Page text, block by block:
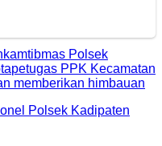
Polsek
petugas PPK Kecamatan
memberikan himbauan